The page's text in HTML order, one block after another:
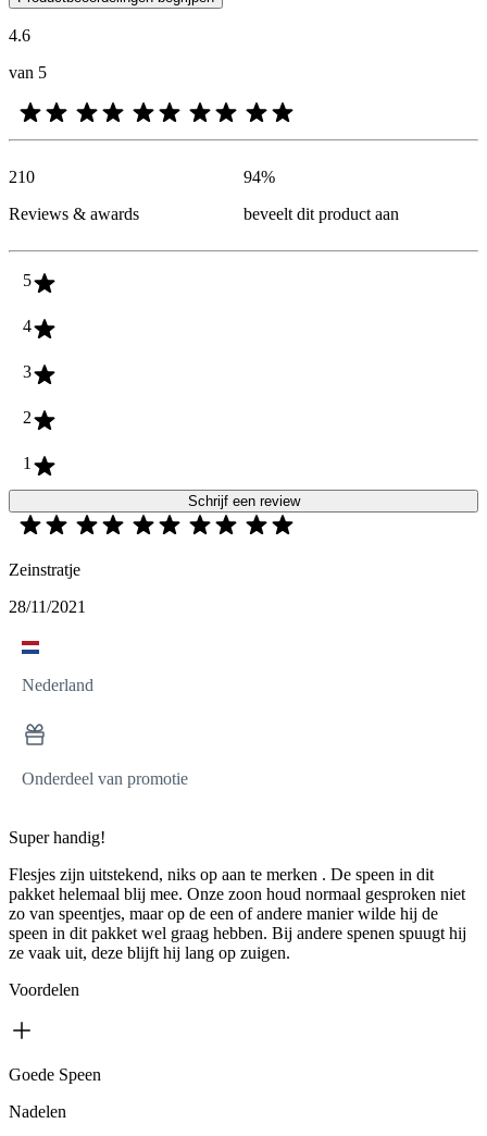
4.6
van 5
210
Reviews & awards
94%
beveelt dit product aan
5
4
3
2
1
Schrijf een review
Zeinstratje
28/11/2021
Nederland
Onderdeel van promotie
Super handig!
Flesjes zijn uitstekend, niks op aan te merken . De speen in dit
pakket helemaal blij mee. Onze zoon houd normaal gesproken niet
zo van speentjes, maar op de een of andere manier wilde hij de
speen in dit pakket wel graag hebben. Bij andere spenen spuugt hij
ze vaak uit, deze blijft hij lang op zuigen.
Voordelen
Goede Speen
Nadelen